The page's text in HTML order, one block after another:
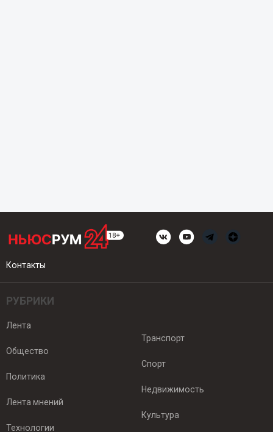
Контакты
РУБРИКИ
Лента
Общество
Политика
Лента мнений
Технологии
Транспорт
Спорт
Недвижимость
Культура